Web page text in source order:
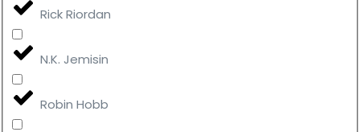
Rick Riordan
N.K. Jemisin
Robin Hobb